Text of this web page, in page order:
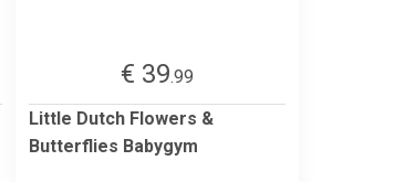
€ 39.99
Little Dutch Flowers &
Butterflies Babygym